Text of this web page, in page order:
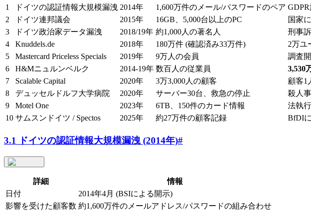
1
ドイツの認証情報大規模漏洩 2014年 1,600万件のメール/パスワードのペア
2
ドイツ連邦議会 2015年 16GB、5,000台以上のPC
国家
3
ドイツ政治家データ漏洩 2018/19年 約1,000人の著名人
刑事
4
Knuddels.de 2018年 180万件 (確認済み33万件)
2万ユ
5
Mastercard Priceless Specials 2019年 9万人の会員
調査
6
H&Mニュルンベルク 2014-19年 数百人の従業員
3,530
7
Scalable Capital 2020年 3万3,000人の顧客
顧客1
8
デュッセルドルフ大学病院 2020年 サーバー30台、救急の停止
殺人
9
Motel One 2023年 6TB、150件のカード情報
法執
10 サムスンドイツ / Spectos 2025年 約27万件の顧客記録 BfDI
3.1 ドイツの認証情報大規模漏洩 (2014年)#
詳細
情報
日付
2014年4月 (BSIによる開示)
影響を受けた顧客数 約1,600万件のメールアドレス/パスワードの組み合わせ